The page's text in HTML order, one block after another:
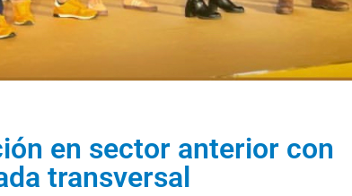
en sector anterior con
transversal